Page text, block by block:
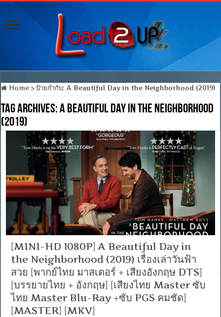
Home > ป้ายกำกับ:A Beautiful Day in the Neighborhood (2019)
Tag Archives:A Beautiful Day in the Neighborhood
(2019)
[MINI-HD 1080P] A Beautiful Day in
the Neighborhood (2019) เรื่องเล่าวันฟ้า
สวย [พากย์ไทย มาสเตอร์ + เสียงอังกฤษ DTS]
[บรรยายไทย + อังกฤษ] [เสียงไทย Master ซับ
ไทย Master Blu-Ray +ซับ PGS คมชัด]
[MASTER] [MKV]